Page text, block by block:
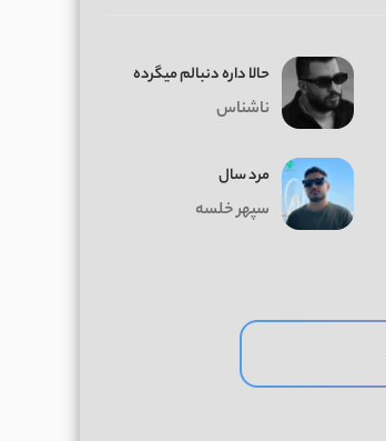
حالا داره دنبالم میگرده
ناشناس
مرد سال
سپهر خلسه